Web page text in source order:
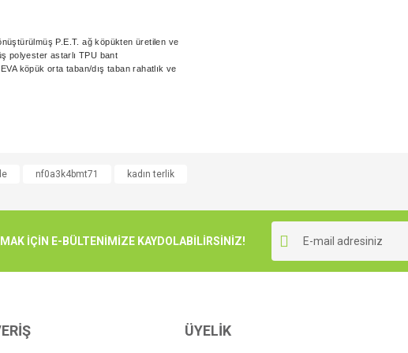
P.E.T. ağ köpükten üretilen ve
polyester astarlı TPU bant
köpük orta taban/dış taban rahatlık ve
nf0a3k4bmt71 kadın terlik
İÇİN E-BÜLTENİMİZE KAYDOLABİLİRSİNİZ!
ÜYELİK